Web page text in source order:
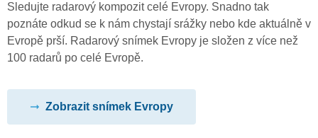
Sledujte radarový kompozit celé Evropy. Snadno tak
poznáte odkud se k nám chystají srážky nebo kde aktuálně v
Evropě prší. Radarový snímek Evropy je složen z více než
100 radarů po celé Evropě.
Zobrazit snímek Evropy